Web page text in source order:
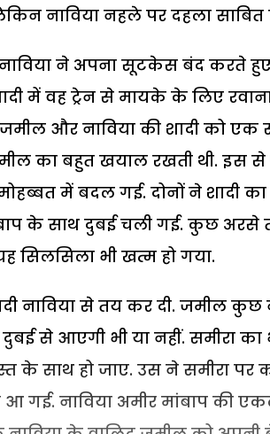
नाविया नहले पर दहला
ने अपना सूटकेस बंद करते
में वह ट्रेन से मायके के लिए रवाना
और नाविया की शादी को एक
का बहुत खयाल रखती थी. इस
में बदल गई. दोनों ने शादी
के साथ दुबई चली गई. कुछ अरसे
सिलसिला भी खत्म हो गया.
नाविया से तय कर दी. जमील कुछ
से आएगी भी या नहीं. समीरा का
के साथ हो जाए. उस ने समीरा पर
गई. नाविया अमीर मांबाप की